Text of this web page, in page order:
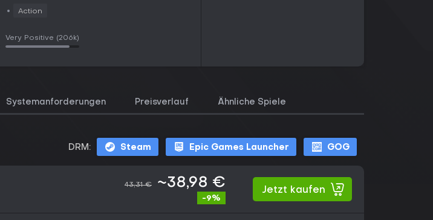
Action
Very Positive (206k)
Systemanforderungen Preisverlauf Ähnliche Spiele
DRM: Steam Epic Games Launcher GOG
43,31 € ~38,98 €
-9%
Jetzt kaufen